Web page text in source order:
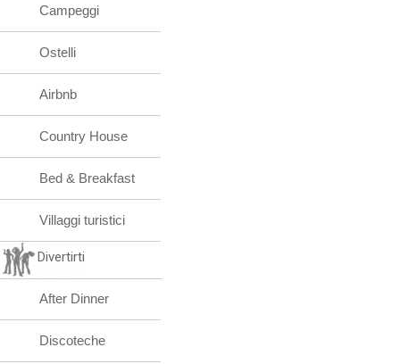
Campeggi
Ostelli
Airbnb
Country House
Bed & Breakfast
Villaggi turistici
Divertirti
After Dinner
Discoteche